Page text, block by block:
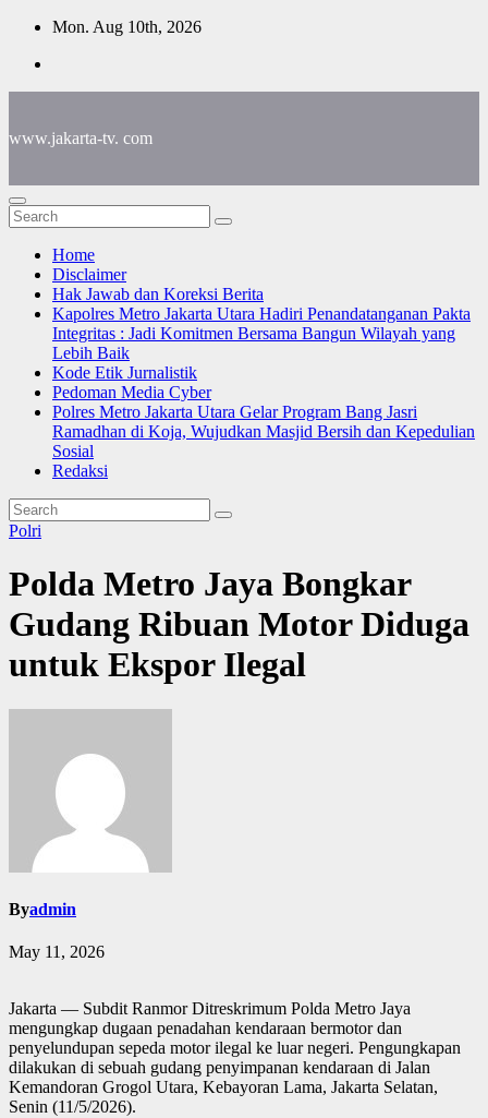
Skip
content
Mon. Aug 10th, 2026
www.jakarta-tv. com
Home
Disclaimer
Hak Jawab dan Koreksi Berita
Kapolres Metro Jakarta Utara Hadiri Penandatanganan Pakta
Integritas : Jadi Komitmen Bersama Bangun Wilayah yang
Lebih Baik
Kode Etik Jurnalistik
Pedoman Media Cyber
Polres Metro Jakarta Utara Gelar Program Bang Jasri
Ramadhan di Koja, Wujudkan Masjid Bersih dan Kepedulian
Sosial
Redaksi
Polri
Polda Metro Jaya Bongkar
Gudang Ribuan Motor Diduga
untuk Ekspor Ilegal
Byadmin
May 11, 2026
Jakarta — Subdit Ranmor Ditreskrimum Polda Metro Jaya
mengungkap dugaan penadahan kendaraan bermotor dan
penyelundupan sepeda motor ilegal ke luar negeri. Pengungkapan
dilakukan di sebuah gudang penyimpanan kendaraan di Jalan
Kemandoran Grogol Utara, Kebayoran Lama, Jakarta Selatan,
Senin (11/5/2026).